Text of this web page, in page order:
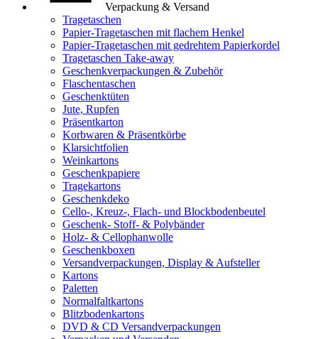
Verpackung & Versand
Tragetaschen
Papier-Tragetaschen mit flachem Henkel
Papier-Tragetaschen mit gedrehtem Papierkordel
Tragetaschen Take-away
Geschenkverpackungen & Zubehör
Flaschentaschen
Geschenktüten
Jute, Rupfen
Präsentkarton
Korbwaren & Präsentkörbe
Klarsichtfolien
Weinkartons
Geschenkpapiere
Tragekartons
Geschenkdeko
Cello-, Kreuz-, Flach- und Blockbodenbeutel
Geschenk- Stoff- & Polybänder
Holz- & Cellophanwolle
Geschenkboxen
Versandverpackungen, Display & Aufsteller
Kartons
Paletten
Normalfaltkartons
Blitzbodenkartons
DVD & CD Versandverpackungen